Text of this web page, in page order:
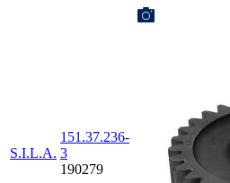
S.I.L.A.
151.37.236-
3
190279